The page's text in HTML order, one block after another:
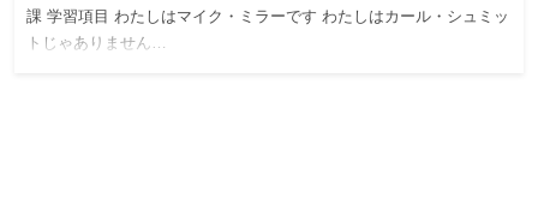
課 学習項目 わたしはマイク・ミラーです わたしはカール・シュミッ
トじゃありません…